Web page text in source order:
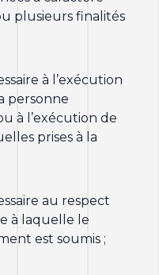
plusieurs finalités
à l’exécution
personne
à l’exécution de
prises à la
au respect
à laquelle le
est soumis ;